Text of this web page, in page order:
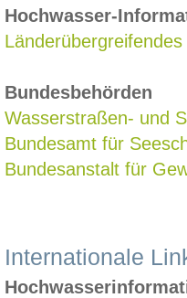
Hochwasser-
Bundesbehörden
Wasserstraßen- und
Bundesamt für
Bundesanstalt für
Internationale